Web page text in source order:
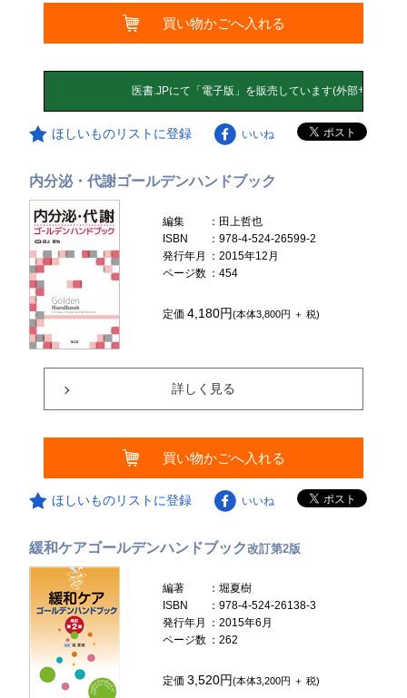
買い物かごへ入れる
ほしいものリストに登録 いいね
内分泌・代謝ゴールデンハンドブック
編集
：田上哲也
ISBN
：978-4-524-26599-2
発行年月
：2015年12月
ページ数 ：454
定価4,180円(本体3,800円 ＋ 税)
詳しく見る
買い物かごへ入れる
ほしいものリストに登録 いいね
緩和ケアゴールデンハンドブック改訂第2版
編著
：堀夏樹
ISBN
：978-4-524-26138-3
発行年月
：2015年6月
ページ数 ：262
定価3,520円(本体3,200円 ＋ 税)